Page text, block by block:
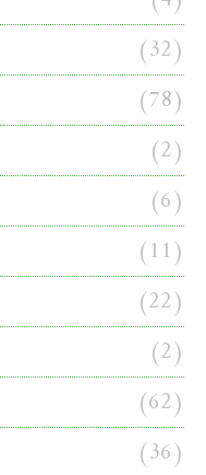
(32)
(78)
(2)
(6)
(11)
(22)
(2)
(62)
(36)